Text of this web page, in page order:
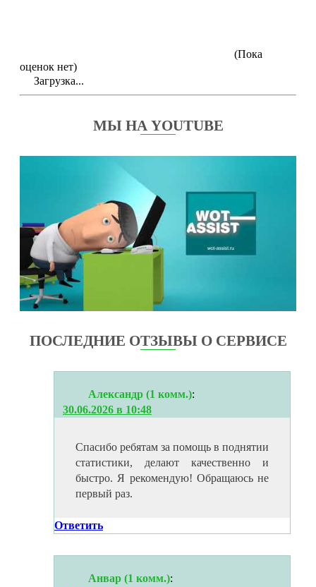
(Пока
оценок нет)
Загрузка...
МЫ НА YOUTUBE
ПОСЛЕДНИЕ ОТЗЫВЫ О СЕРВИСЕ
Александр (1 комм.):
30.06.2026 в 10:48
Спасибо ребятам за помощь в поднятии
статистики, делают качественно и
быстро. Я рекомендую! Обращаюсь не
первый раз.
Ответить
Анвар (1 комм.):